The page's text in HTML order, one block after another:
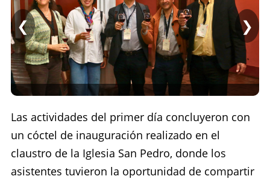
❮ ❯
Las actividades del primer día concluyeron con
un cóctel de inauguración realizado en el
claustro de la Iglesia San Pedro, donde los
asistentes tuvieron la oportunidad de compartir